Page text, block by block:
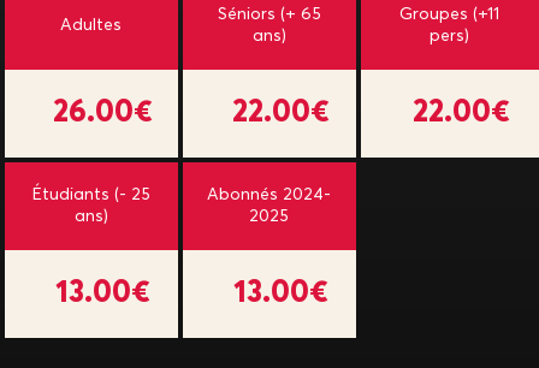
Adultes
26.00€
Séniors (+ 65
ans)
22.00€
Groupes (+11
pers)
22.00€
Étudiants (- 25
ans)
13.00€
Abonnés 2024-
2025
13.00€